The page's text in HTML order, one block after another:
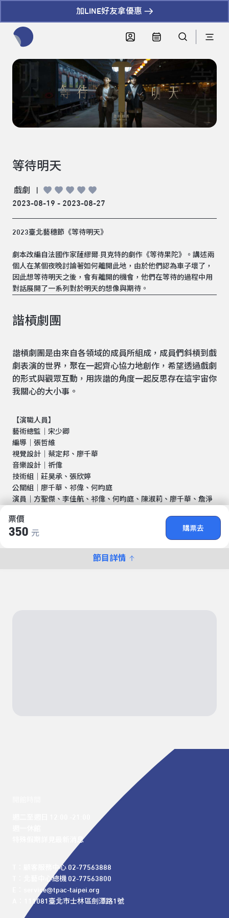
加LINE好友拿優惠
票價
350 元
購票去
節目詳情
等待明天
戲劇
|
2023-08-19 - 2023-08-27
2023臺北藝穗節《等待明天》
劇本改編自法國作家薩繆爾·貝克特的劇作《等待果陀》。講述兩
個人在某個夜晚討論著如何離開此地，由於他們認為車子壞了，
因此想等待明天之後，會有離開的機會，他們在等待的過程中用
對話展開了一系列對於明天的想像與期待。
諧槓劇團
諧槓劇團是由來自各領域的成員所組成，成員們斜槓到戲
劇表演的世界，聚在一起齊心協力地創作，希望透過戲劇
的形式與觀眾互動，用詼諧的角度一起反思存在這宇宙你
我關心的大小事。
【演職人員】
藝術總監｜宋少卿
編導｜張哲維
視覺設計｜蔡定邦、廖千華
音樂設計｜祈偉
技術組｜莊昊承、張欣婷
公關組｜廖千華、祁偉、何昀庭
演員｜方聖傑、李佳航、祁偉、何昀庭、陳淑莉、廖千華、詹淨
特殊假期詳見最新消息
T：顧客服務中心 02-77563888
T：北藝中心總機 02-77563800
E：service@tpac-taipei.org
A：111081臺北市士林區劍潭路1號